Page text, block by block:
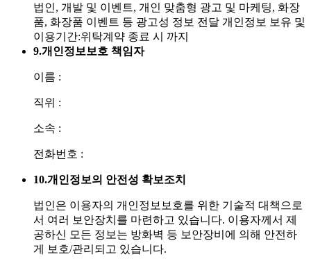
법인, 개발 및 이벤트, 개인 맞춤형 광고 및 마케팅, 화장
품, 화장품 이벤트 등 광고성 정보 전달 개인정보 보유 및
이용기간:위탁계약 종료 시 까지
9.개인정보보호 책임자
이름 :
직위 :
소속 :
전화번호 :
10.개인정보의 안전성 확보조치
법인은 이용자의 개인정보보호를 위한 기술적 대책으로
서 여러 보안장치를 마련하고 있습니다. 이용자께서 제
공하신 모든 정보는 방화벽 등 보안장비에 의해 안전하
게 보호/관리되고 있습니다.